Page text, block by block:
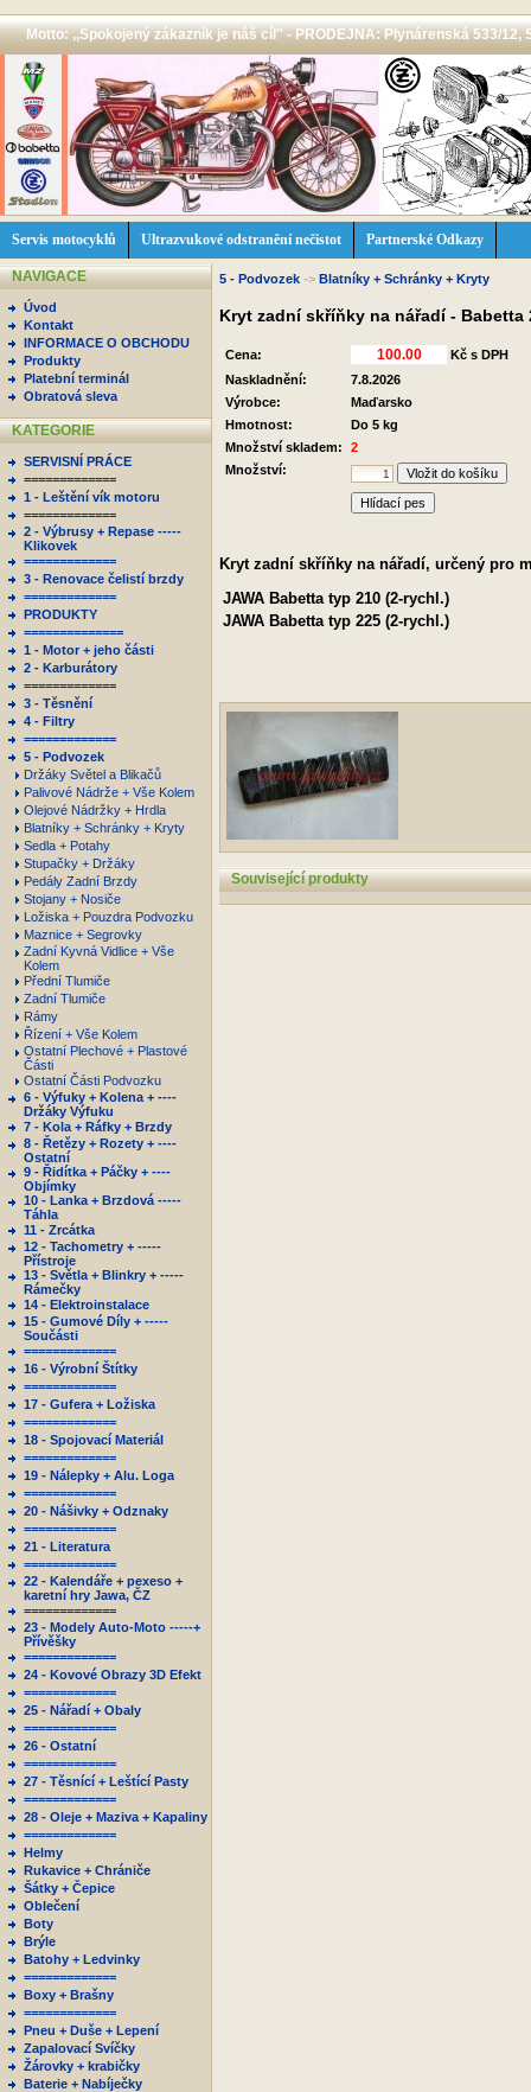
Motto: ,,Spokojený zákazník je náš cíl'' - PRODEJNA: Plynárenská 533/12,
Servis motocyklů Ultrazvukové odstranění nečistot Partnerské Odkazy
NAVIGACE
Úvod
Kontakt
INFORMACE O OBCHODU
Produkty
Platební terminál
Obratová sleva
KATEGORIE
SERVISNÍ PRÁCE
=============
1 - Leštění vík motoru
=============
2 - Výbrusy + Repase -----
Klikovek
=============
3 - Renovace čelistí brzdy
=============
PRODUKTY
==============
1 - Motor + jeho části
2 - Karburátory
=============
3 - Těsnění
4 - Filtry
=============
5 - Podvozek
Držáky Světel a Blikačů
Palivové Nádrže + Vše Kolem
Olejové Nádržky + Hrdla
Blatníky + Schránky + Kryty
Sedla + Potahy
Stupačky + Držáky
Pedály Zadní Brzdy
Stojany + Nosiče
Ložiska + Pouzdra Podvozku
Maznice + Segrovky
Zadní Kyvná Vidlice + Vše
Kolem
Přední Tlumiče
Zadní Tlumiče
Rámy
Řízení + Vše Kolem
Ostatní Plechové + Plastové
Části
Ostatní Části Podvozku
6 - Výfuky + Kolena + ----
Držáky Výfuku
7 - Kola + Ráfky + Brzdy
8 - Řetězy + Rozety + ----
Ostatní
9 - Řidítka + Páčky + ----
Objímky
10 - Lanka + Brzdová -----
Táhla
11 - Zrcátka
12 - Tachometry + -----
Přístroje
13 - Světla + Blinkry + -----
Rámečky
14 - Elektroinstalace
15 - Gumové Díly + -----
Součásti
=============
16 - Výrobní Štítky
=============
17 - Gufera + Ložiska
=============
18 - Spojovací Materiál
=============
19 - Nálepky + Alu. Loga
=============
20 - Nášivky + Odznaky
=============
21 - Literatura
=============
22 - Kalendáře + pexeso +
karetní hry Jawa, ČZ
=============
23 - Modely Auto-Moto -----+
Přívěšky
=============
24 - Kovové Obrazy 3D Efekt
=============
25 - Nářadí + Obaly
=============
26 - Ostatní
=============
27 - Těsnící + Leštící Pasty
=============
28 - Oleje + Maziva + Kapaliny
=============
Helmy
Rukavice + Chrániče
Šátky + Čepice
Oblečení
Boty
Brýle
Batohy + Ledvinky
=============
Boxy + Brašny
=============
Pneu + Duše + Lepení
Zapalovací Svíčky
Žárovky + krabičky
Baterie + Nabíječky
5 - Podvozek -> Blatníky + Schránky + Kryty
Kryt zadní skříňky na nářadí - Babetta
Cena:
Kč s DPH
Naskladnění:
7.8.2026
Výrobce:
Maďarsko
Hmotnost:
Do 5 kg
Množství skladem:
2
Množství:
Hlídací pes
Kryt zadní skříňky na nářadí, určený pro
JAWA Babetta typ 210 (2-rychl.)
JAWA Babetta typ 225 (2-rychl.)
Související produkty